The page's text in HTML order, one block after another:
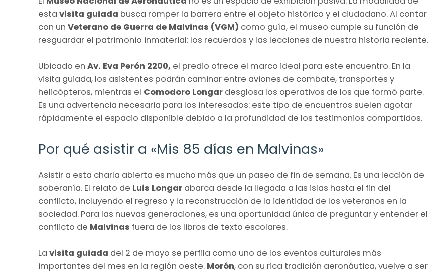
esta visita guiada busca romper la barrera entre el objeto histórico y el ciudadano. Al contar
con un Veterano de Guerra de Malvinas (VGM) como guía, el museo cumple su función de
resguardar el patrimonio inmaterial: los recuerdos y las lecciones de nuestra historia reciente.
Ubicado en Av. Eva Perón 2200, el predio ofrece el marco ideal para este encuentro. En la
visita guiada, los asistentes podrán caminar entre aviones de combate, transportes y
helicópteros, mientras el Comodoro Longar desglosa los operativos de los que formó parte.
Es una advertencia necesaria para los interesados: este tipo de encuentros suelen agotar
rápidamente el espacio disponible debido a la profundidad de los testimonios compartidos.
Por qué asistir a «Mis 85 días en Malvinas»
Asistir a esta charla abierta es mucho más que un paseo de fin de semana. Es una lección de
soberanía. El relato de Luis Longar abarca desde la llegada a las islas hasta el fin del
conflicto, incluyendo el regreso y la reconstrucción de la identidad de los veteranos en la
sociedad. Para las nuevas generaciones, es una oportunidad única de preguntar y entender el
conflicto de Malvinas fuera de los libros de texto escolares.
La visita guiada del 2 de mayo se perfila como uno de los eventos culturales más
importantes del mes en la región oeste. Morón, con su rica tradición aeronáutica, vuelve a ser